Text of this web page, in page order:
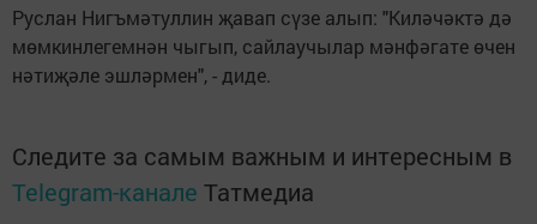
Руслан Нигъмәтуллин җавап сүзе алып: "Киләчәктә дә
мөмкинлегемнән чыгып, сайлаучылар мәнфәгате өчен
нәтиҗәле эшләрмен", - диде.
Следите за самым важным и интересным в
Telegram-канале Татмедиа